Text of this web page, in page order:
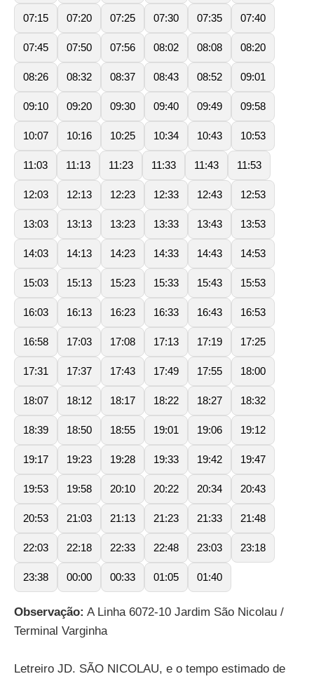
07:15 07:20 07:25 07:30 07:35 07:40
07:45 07:50 07:56 08:02 08:08 08:20
08:26 08:32 08:37 08:43 08:52 09:01
09:10 09:20 09:30 09:40 09:49 09:58
10:07 10:16 10:25 10:34 10:43 10:53
11:03 11:13 11:23 11:33 11:43 11:53
12:03 12:13 12:23 12:33 12:43 12:53
13:03 13:13 13:23 13:33 13:43 13:53
14:03 14:13 14:23 14:33 14:43 14:53
15:03 15:13 15:23 15:33 15:43 15:53
16:03 16:13 16:23 16:33 16:43 16:53
16:58 17:03 17:08 17:13 17:19 17:25
17:31 17:37 17:43 17:49 17:55 18:00
18:07 18:12 18:17 18:22 18:27 18:32
18:39 18:50 18:55 19:01 19:06 19:12
19:17 19:23 19:28 19:33 19:42 19:47
19:53 19:58 20:10 20:22 20:34 20:43
20:53 21:03 21:13 21:23 21:33 21:48
22:03 22:18 22:33 22:48 23:03 23:18
23:38 00:00 00:33 01:05 01:40
Observação: A Linha 6072-10 Jardim São Nicolau /
Terminal Varginha
Letreiro JD. SÃO NICOLAU, e o tempo estimado de